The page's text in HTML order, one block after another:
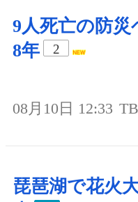
9人死亡の防災
8年
2
08月10日 12:33
琵琶湖で花火